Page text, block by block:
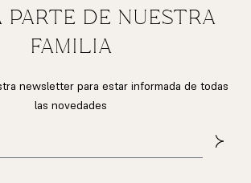
PARTE DE NUESTRA
FAMILIA
newsletter para estar informada de todas
las novedades